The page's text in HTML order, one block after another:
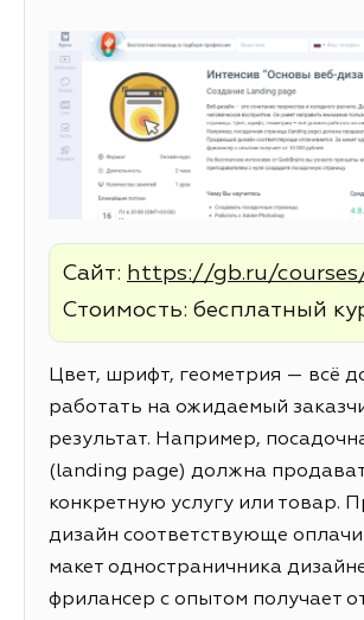
Сайт: https://gb.ru/courses/
Стоимость: бесплатный
Цвет, шрифт, геометрия — всё
работать на ожидаемый
результат. Например,
(landing page) должна
конкретную услугу или товар.
дизайн соответствующе
макет одностраничника
фрилансер с опытом получает